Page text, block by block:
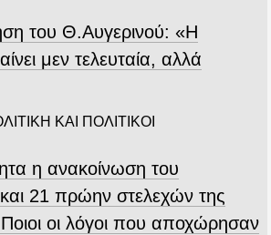
του Θ.Αυγερινού: «Η
μεν τελευταία, αλλά
ΚΑΙ ΠΟΛΙΤΙΚΟΙ
η ανακοίνωση του
21 πρώην στελεχών της
οι λόγοι που αποχώρησαν